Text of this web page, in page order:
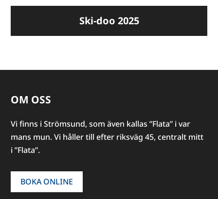
Ski-doo 2025
OM OSS
Vi finns i Strömsund, som även kallas ”Flata” i var
mans mun. Vi håller till efter riksväg 45, centralt mitt
i ”Flata”.
BOKA ONLINE